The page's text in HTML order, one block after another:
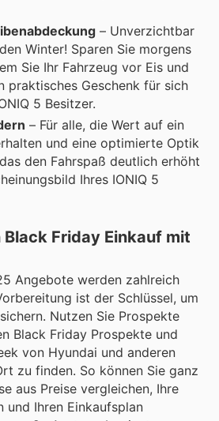
– Unverzichtbar
Winter! Sparen Sie morgens
Sie Ihr Fahrzeug vor Eis und
praktisches Geschenk für sich
5 Besitzer.
– Für alle, die Wert auf ein
und eine optimierte Optik
den Fahrspaß deutlich erhöht
Ihres IONIQ 5
Black Friday Einkauf mit
Angebote werden zahlreich
ist der Schlüssel, um
Nutzen Sie Prospekte
Black Friday Prospekte und
von Hyundai und anderen
zu finden. So können Sie ganz
aus Preise vergleichen, Ihre
und Ihren Einkaufsplan